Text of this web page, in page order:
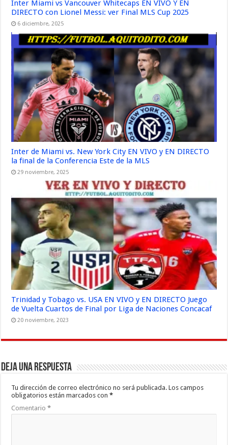
Inter Miami vs Vancouver Whitecaps EN VIVO Y EN
DIRECTO con Lionel Messi: ver Final MLS Cup 2025
6 diciembre, 2025
Inter de Miami vs. New York City EN VIVO y EN DIRECTO
la final de la Conferencia Este de la MLS
29 noviembre, 2025
Trinidad y Tobago vs. USA EN VIVO y EN DIRECTO Juego
de Vuelta Cuartos de Final por Liga de Naciones Concacaf
20 noviembre, 2023
Deja una respuesta
Tu dirección de correo electrónico no será publicada. Los campos
obligatorios están marcados con*
Comentario*